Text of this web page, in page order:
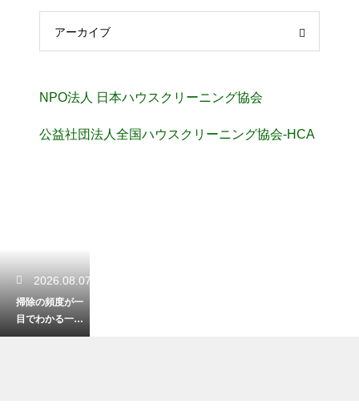
アーカイブ
NPO法人 日本ハウスクリーニング協会
公益社団法人全国ハウスクリーニング協会-HCA
2026.08.07
掃除の頻度が一
目でわかる一
覧！無理なく清